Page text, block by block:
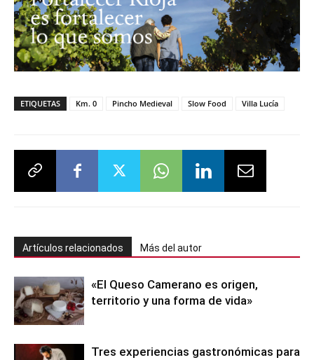
ETIQUETAS Km. 0 Pincho Medieval Slow Food Villa Lucía
Artículos relacionados Más del autor
«El Queso Camerano es origen,
territorio y una forma de vida»
Tres experiencias gastronómicas para